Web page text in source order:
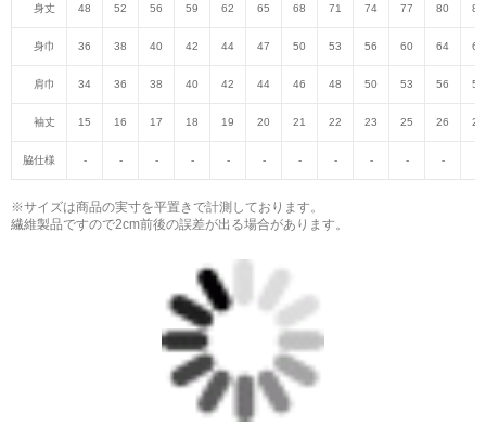
身丈 48 52 56 59 62 65 68 71 74 77 80 82
身巾 36 38 40 42 44 47 50 53 56 60 64 68
肩巾 34 36 38 40 42 44 46 48 50 53 56 59
袖丈 15 16 17 18 19 20 21 22 23 25 26 27
脇仕様 - - - - - - - - - - -
※サイズは商品の実寸を平置きで計測しております。
繊維製品ですので2cm前後の誤差が出る場合があります。